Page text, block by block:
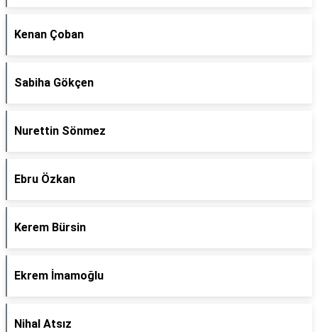
Kenan Çoban
Sabiha Gökçen
Nurettin Sönmez
Ebru Özkan
Kerem Bürsin
Ekrem İmamoğlu
Nihal Atsız